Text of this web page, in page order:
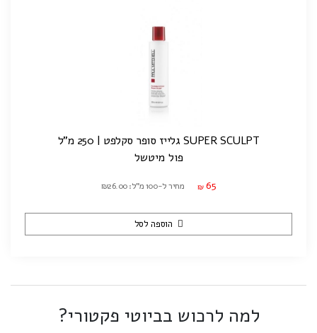
SUPER SCULPT גלייז סופר סקלפט | 250 מ"ל
פול מיטשל
₪ 65 מחיר ל-100 מ"ל: ₪26.00
הוספה לסל
למה לרכוש בביוטי פקטורי?